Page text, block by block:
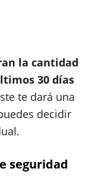
la cantidad
30 días
te dará una
decidir
seguridad